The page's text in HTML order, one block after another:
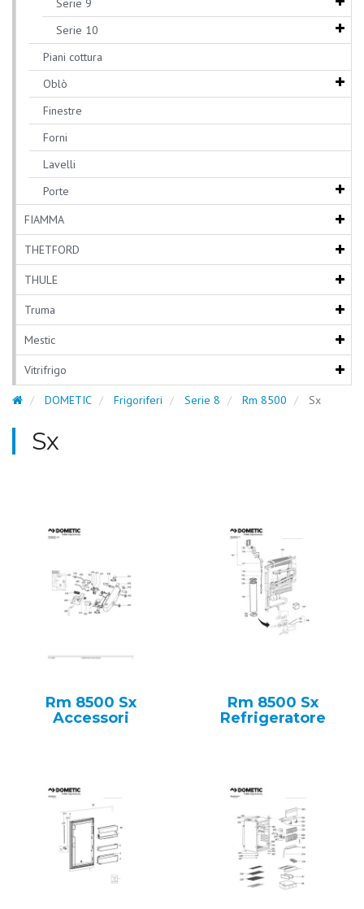
Serie 9
Serie 10
Piani cottura
Oblò
Finestre
Forni
Lavelli
Porte
FIAMMA
THETFORD
THULE
Truma
Mestic
Vitrifrigo
DOMETIC Frigoriferi Serie 8 Rm 8500 Sx
Sx
Rm 8500 Sx
Accessori
Rm 8500 Sx
Refrigeratore